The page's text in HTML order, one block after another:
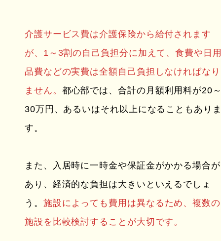
介護サービス費は介護保険から給付されます
が、1～3割の自己負担分に加えて、食費や日
品費などの実費は全額自己負担しなければなり
ません。 都心部では、合計の月額利用料が20
30万円、あるいはそれ以上になることもあり
す。
また、入居時に一時金や保証金がかかる場合が
あり、経済的な負担は大きいといえるでしょ
う。 施設によっても費用は異なるため、複数の
施設を比較検討することが大切です。